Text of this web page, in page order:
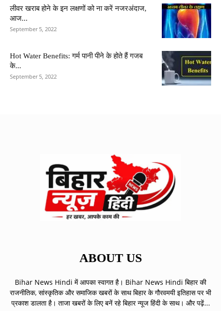
लीवर खराब होने के इन लक्षणों को ना करें नजरअंदाज,
आज...
September 5, 2022
Hot Water Benefits: गर्म पानी पीने के होते हैं गजब
के...
September 5, 2022
ABOUT US
Bihar News Hindi में आपका स्वागत है। Bihar News Hindi बिहार की
राजनीतिक, सांस्कृतिक और समाजिक खबरों के साथ बिहार के गौरवमयी इतिहास पर भी
प्रकाश डालता है। ताजा खबरों के लिए बनें रहे बिहार न्यूज हिंदी के साथ। और पढ़ें...